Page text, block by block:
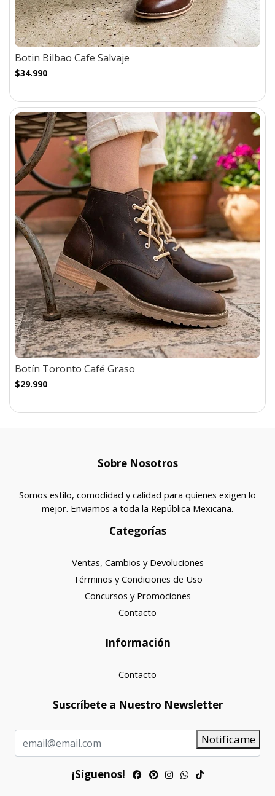
Botin Bilbao Cafe Salvaje
$34.990
Botín Toronto Café Graso
$29.990
Sobre Nosotros
Somos estilo, comodidad y calidad para quienes exigen lo
mejor. Enviamos a toda la República Mexicana.
Categorías
Ventas, Cambios y Devoluciones
Términos y Condiciones de Uso
Concursos y Promociones
Contacto
Información
Contacto
Suscríbete a Nuestro Newsletter
Notifícame
¡Síguenos!